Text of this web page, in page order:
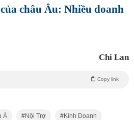
châu Âu: Nhiều doanh
Chi Lan
Copy link
Á Nội Trợ Kinh Doanh